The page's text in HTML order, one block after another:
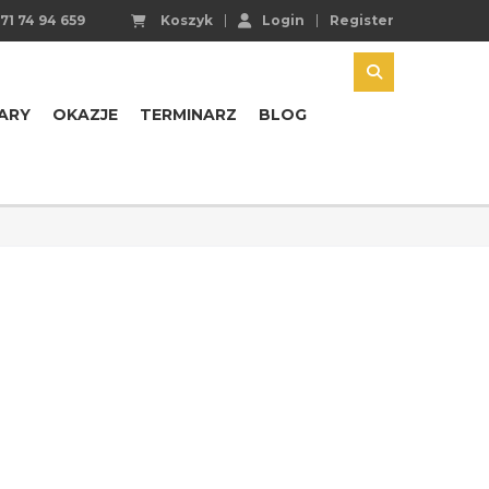
Koszyk Login Register
74 94 659
OKAZJE TERMINARZ BLOG